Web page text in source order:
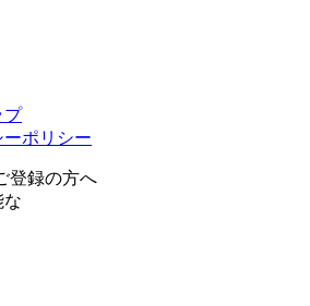
プ
ポリシー
登録の方へ
な